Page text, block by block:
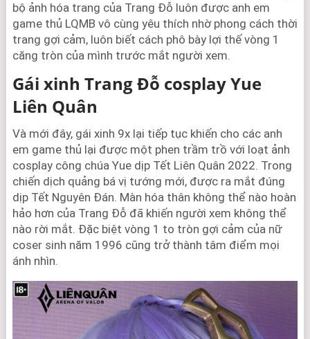
bộ ảnh hóa trang của Trang Đỗ luôn được anh em
game thủ LQMB vô cùng yêu thích nhờ phong cách thời
trang gợi cảm, luôn biết cách phô bày lợi thế vòng 1
căng tròn của mình trước mắt người xem.
Gái xinh Trang Đỗ cosplay Yue
Liên Quân
Và mới đây, gái xinh 9x lại tiếp tục khiến cho các anh
em game thủ lại được một phen trầm trồ với loạt ảnh
cosplay công chúa Yue dịp Tết Liên Quân 2022. Trong
chiến dịch quảng bá vị tướng mới, được ra mắt đúng
dịp Tết Nguyên Đán. Màn hóa thân không thể nào hoàn
hảo hơn của Trang Đỗ đã khiến người xem không thể
nào rời mắt. Đặc biệt vòng 1 to tròn gợi cảm của nữ
coser sinh năm 1996 cũng trở thành tâm điểm mọi
ánh nhìn.